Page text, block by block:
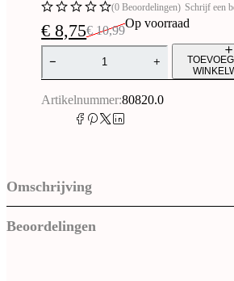
(0 Beoordelingen) Schrijf een
€10,99
€ 8,75 Op voorraad
Artikelnummer:80820.0
Omschrijving
Beoordelingen